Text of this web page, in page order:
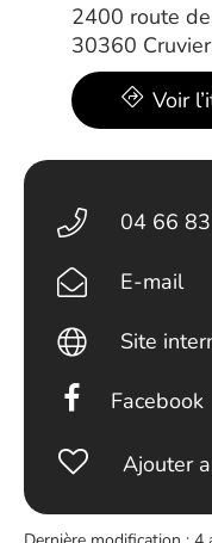
2400 route
30360
Voir
04 66
E-mail
Site
Facebook
Ajouter